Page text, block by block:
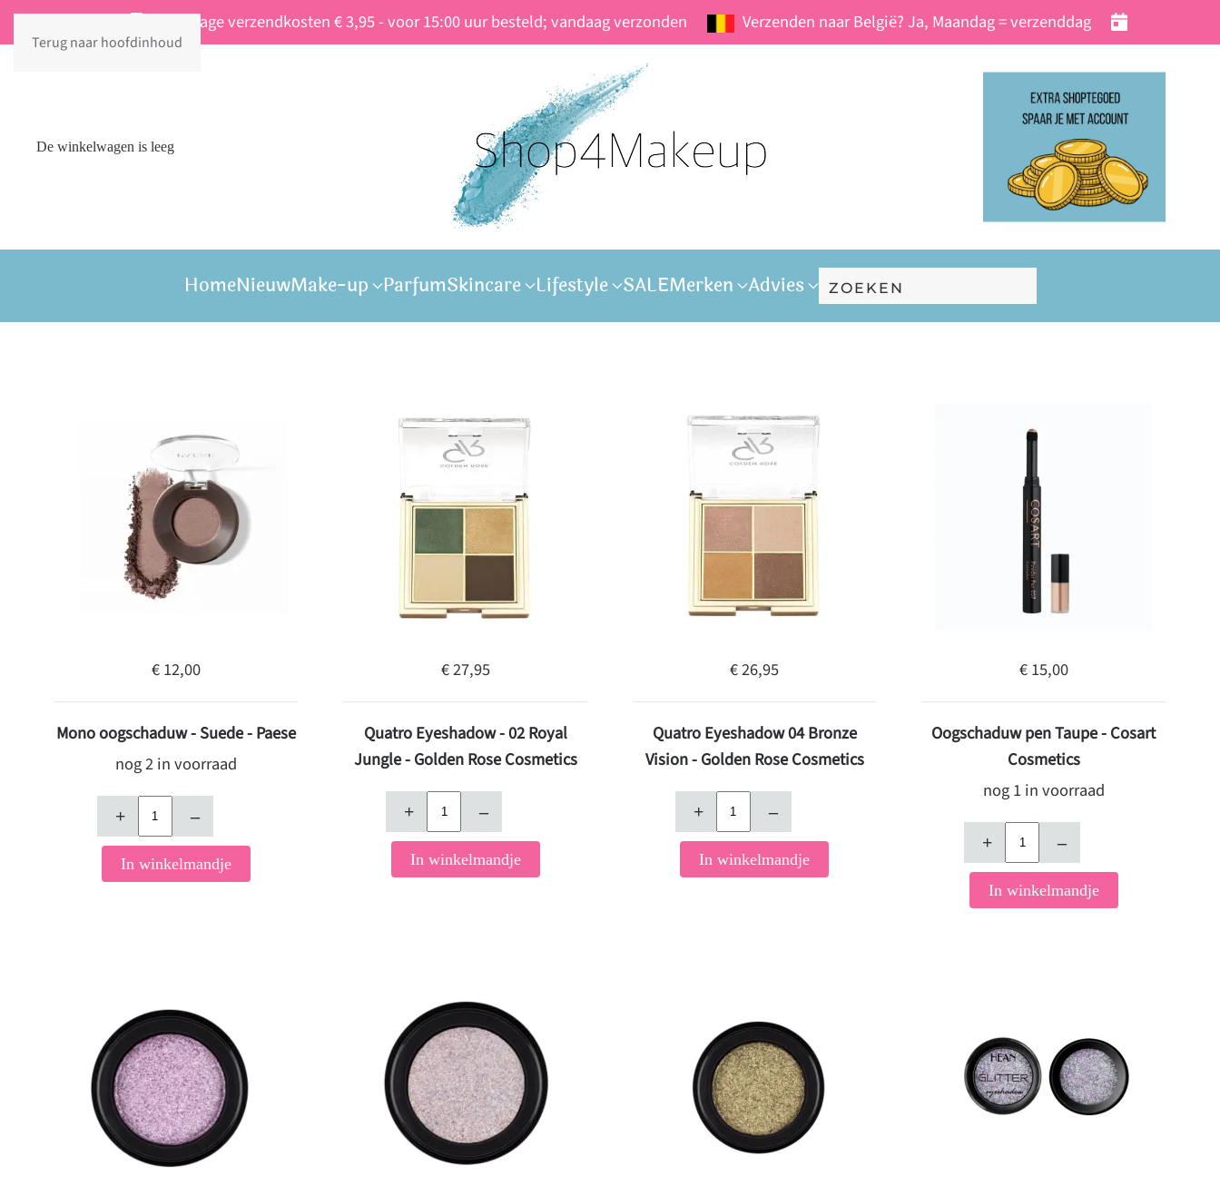
Terug naar hoofdinhoud
Vaste lage verzendkosten € 3,95 - voor 15:00 uur besteld; vandaag verzonden Verzenden naar België? Ja, Maandag = verzenddag
De winkelwagen is leeg
HomeNieuwMake-up ParfumSkincare Lifestyle SALEMerken Advies
€ 12,00
Mono oogschaduw - Suede - Paese
nog 2 in voorraad
+ –
In winkelmandje
€ 27,95
Quatro Eyeshadow - 02 Royal
Jungle - Golden Rose Cosmetics
+ –
In winkelmandje
€ 26,95
Quatro Eyeshadow 04 Bronze
Vision - Golden Rose Cosmetics
+ –
In winkelmandje
€ 15,00
Oogschaduw pen Taupe - Cosart
Cosmetics
nog 1 in voorraad
+ –
In winkelmandje